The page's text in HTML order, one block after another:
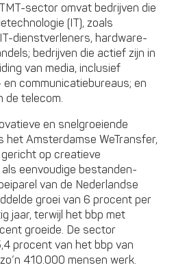
sector omvat bedrijven die
(IT), zoals
dienstverleners, hardware-
bedrijven die actief zijn in
van media, inclusief
communicatiebureaus; en
de telecom.
en snelgroeiende
het Amsterdamse WeTransfer,
op creatieve
eenvoudige bestanden-
van de Nederlandse
groei van 6 procent per
jaar, terwijl het bbp met
groeide. De sector
procent van het bbp van
410.000 mensen werk.